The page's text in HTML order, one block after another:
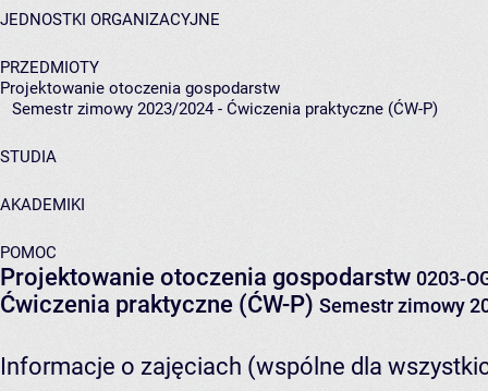
JEDNOSTKI ORGANIZACYJNE
PRZEDMIOTY
Projektowanie otoczenia gospodarstw
Semestr zimowy 2023/2024 - Ćwiczenia praktyczne (ĆW-P)
STUDIA
AKADEMIKI
POMOC
Projektowanie otoczenia gospodarstw 0203-
Ćwiczenia praktyczne (ĆW-P) Semestr zimowy
Informacje o zajęciach (wspólne dla